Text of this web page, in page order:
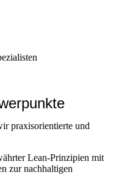
praxisorientierte und
Lean-Prinzipien mit
zur nachhaltigen